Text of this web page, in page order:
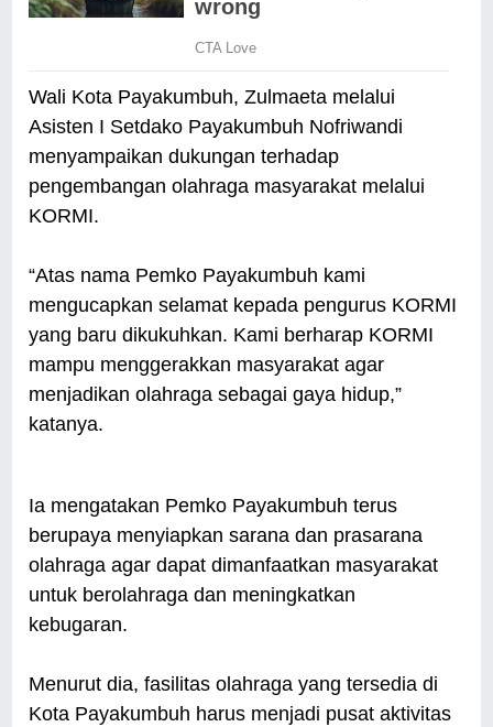
Wali Kota Payakumbuh, Zulmaeta melalui
Asisten I Setdako Payakumbuh Nofriwandi
menyampaikan dukungan terhadap
pengembangan olahraga masyarakat melalui
KORMI.
“Atas nama Pemko Payakumbuh kami
mengucapkan selamat kepada pengurus KORMI
yang baru dikukuhkan. Kami berharap KORMI
mampu menggerakkan masyarakat agar
menjadikan olahraga sebagai gaya hidup,”
katanya.
Ia mengatakan Pemko Payakumbuh terus
berupaya menyiapkan sarana dan prasarana
olahraga agar dapat dimanfaatkan masyarakat
untuk berolahraga dan meningkatkan
kebugaran.
Menurut dia, fasilitas olahraga yang tersedia di
Kota Payakumbuh harus menjadi pusat aktivitas